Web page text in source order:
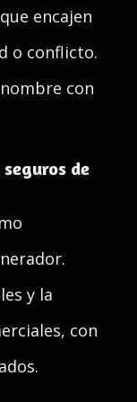
encajen
o conflicto.
con
de
y la
con